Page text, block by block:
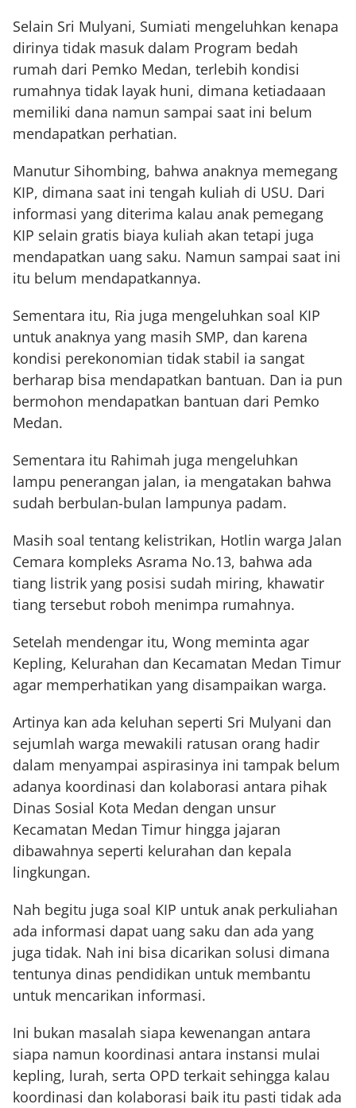
Selain Sri Mulyani, Sumiati mengeluhkan kenapa
dirinya tidak masuk dalam Program bedah
rumah dari Pemko Medan, terlebih kondisi
rumahnya tidak layak huni, dimana ketiadaaan
memiliki dana namun sampai saat ini belum
mendapatkan perhatian.
Manutur Sihombing, bahwa anaknya memegang
KIP, dimana saat ini tengah kuliah di USU. Dari
informasi yang diterima kalau anak pemegang
KIP selain gratis biaya kuliah akan tetapi juga
mendapatkan uang saku. Namun sampai saat ini
itu belum mendapatkannya.
Sementara itu, Ria juga mengeluhkan soal KIP
untuk anaknya yang masih SMP, dan karena
kondisi perekonomian tidak stabil ia sangat
berharap bisa mendapatkan bantuan. Dan ia pun
bermohon mendapatkan bantuan dari Pemko
Medan.
Sementara itu Rahimah juga mengeluhkan
lampu penerangan jalan, ia mengatakan bahwa
sudah berbulan-bulan lampunya padam.
Masih soal tentang kelistrikan, Hotlin warga Jalan
Cemara kompleks Asrama No.13, bahwa ada
tiang listrik yang posisi sudah miring, khawatir
tiang tersebut roboh menimpa rumahnya.
Setelah mendengar itu, Wong meminta agar
Kepling, Kelurahan dan Kecamatan Medan Timur
agar memperhatikan yang disampaikan warga.
Artinya kan ada keluhan seperti Sri Mulyani dan
sejumlah warga mewakili ratusan orang hadir
dalam menyampai aspirasinya ini tampak belum
adanya koordinasi dan kolaborasi antara pihak
Dinas Sosial Kota Medan dengan unsur
Kecamatan Medan Timur hingga jajaran
dibawahnya seperti kelurahan dan kepala
lingkungan.
Nah begitu juga soal KIP untuk anak perkuliahan
ada informasi dapat uang saku dan ada yang
juga tidak. Nah ini bisa dicarikan solusi dimana
tentunya dinas pendidikan untuk membantu
untuk mencarikan informasi.
Ini bukan masalah siapa kewenangan antara
siapa namun koordinasi antara instansi mulai
kepling, lurah, serta OPD terkait sehingga kalau
koordinasi dan kolaborasi baik itu pasti tidak ada